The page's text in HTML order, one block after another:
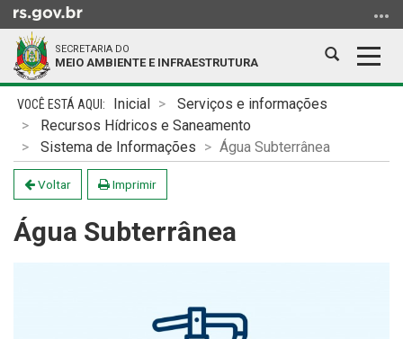
para
conteúdo
menu
para
busca
SECRETARIA DO
MEIO AMBIENTE E INFRAESTRUTURA
Abrir
busca
Início
conteúdo
Inicial
Serviços e informações
Recursos Hídricos e Saneamento
Sistema de Informações
Água Subterrânea
Voltar Imprimir
Água Subterrânea